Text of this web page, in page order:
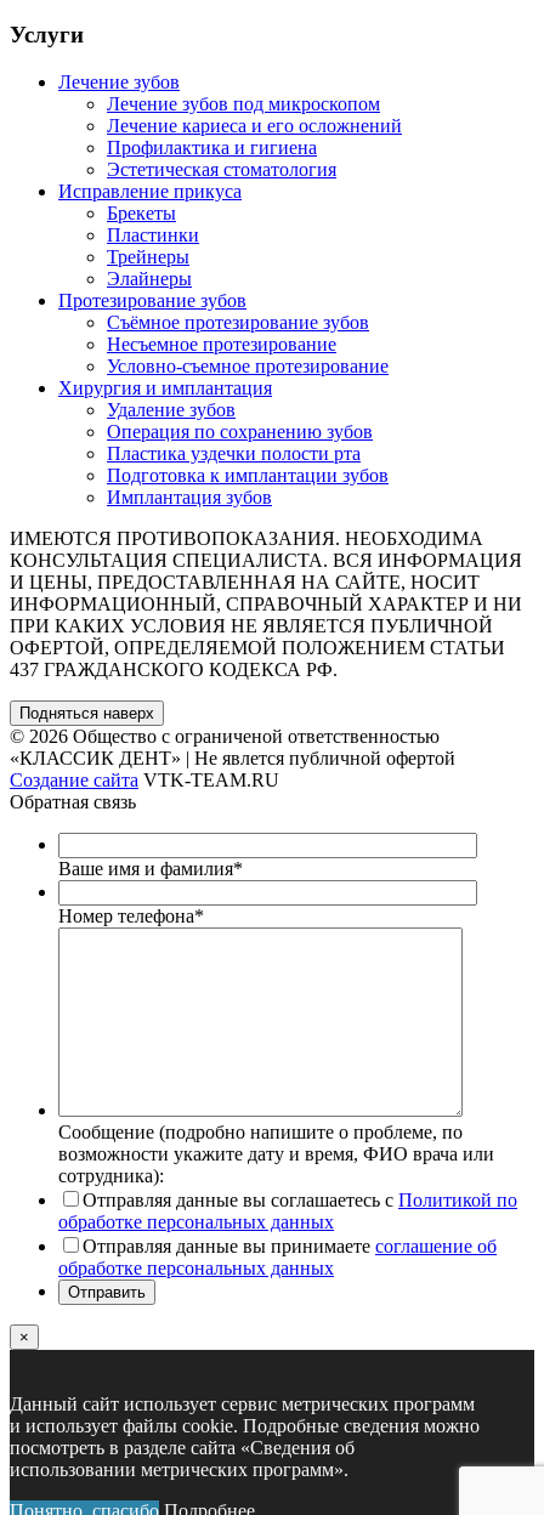
Услуги
Лечение зубов
Лечение зубов под микроскопом
Лечение кариеса и его осложнений
Профилактика и гигиена
Эстетическая стоматология
Исправление прикуса
Брекеты
Пластинки
Трейнеры
Элайнеры
Протезирование зубов
Съёмное протезирование зубов
Несъемное протезирование
Условно-съемное протезирование
Хирургия и имплантация
Удаление зубов
Операция по сохранению зубов
Пластика уздечки полости рта
Подготовка к имплантации зубов
Имплантация зубов
ИМЕЮТСЯ ПРОТИВОПОКАЗАНИЯ. НЕОБХОДИМА
КОНСУЛЬТАЦИЯ СПЕЦИАЛИСТА. ВСЯ ИНФОРМАЦИЯ
И ЦЕНЫ, ПРЕДОСТАВЛЕННАЯ НА САЙТЕ, НОСИТ
ИНФОРМАЦИОННЫЙ, СПРАВОЧНЫЙ ХАРАКТЕР И НИ
ПРИ КАКИХ УСЛОВИЯ НЕ ЯВЛЯЕТСЯ ПУБЛИЧНОЙ
ОФЕРТОЙ, ОПРЕДЕЛЯЕМОЙ ПОЛОЖЕНИЕМ СТАТЬИ
437 ГРАЖДАНСКОГО КОДЕКСА РФ.
Подняться наверх
© 2026 Общество с ограниченой ответственностью
«КЛАССИК ДЕНТ» | Не явлется публичной офертой
Создание сайта VTK-TEAM.RU
Обратная связь
Ваше имя и фамилия*
Номер телефона*
Сообщение (подробно напишите о проблеме, по
возможности укажите дату и время, ФИО врача или
сотрудника):
Отправляя данные вы соглашаетесь с Политикой по
обработке персональных данных
Отправляя данные вы принимаете соглашение об
обработке персональных данных
Отправить
×
Данный сайт использует сервис метрических программ
и использует файлы cookie. Подробные сведения можно
посмотреть в разделе сайта «Сведения об
использовании метрических программ».
Понятно, спасибо Подробнее